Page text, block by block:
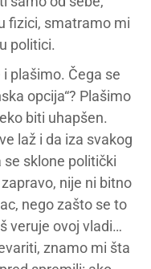
fizici, smatramo mi
politici.
plašimo. Čega se
opcija“? Plašimo
biti uhapšen.
laž i da iza svakog
se sklone politički
nije ni bitno
nego zašto se to
veruje ovoj vladi…
znamo mi šta